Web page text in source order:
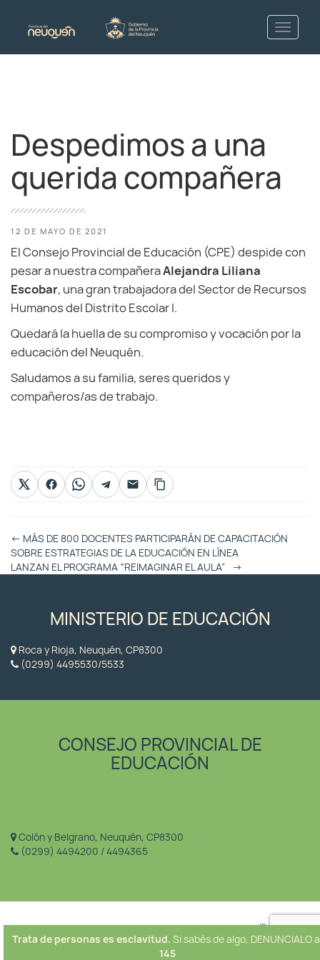
Despedimos a una
querida compañera
12 DE MAYO DE 2021
El Consejo Provincial de Educación (CPE) despide con
pesar a nuestra compañeraAlejandra Liliana
Escobar, una gran trabajadora del Sector de Recursos
Humanos del Distrito Escolar I.
Quedará la huella de su compromiso y vocación por la
educación del Neuquén.
Saludamos a su familia, seres queridos y
compañeros/as de trabajo.
Otras
Entradas
← MÁS DE 800 DOCENTES PARTICIPARÁN DE CAPACITACIÓN
SOBRE ESTRATEGIAS DE LA EDUCACIÓN EN LÍNEA
LANZAN EL PROGRAMA “REIMAGINAR EL AULA”
→
MINISTERIO DE EDUCACIÓN
Roca y Rioja, Neuquén, CP8300
(0299) 4495530/5533
CONSEJO PROVINCIAL DE
EDUCACIÓN
Colón y Belgrano, Neuquén, CP8300
(0299) 4494200 / 4494365
Trata de personas es esclavitud. Si sabés de algo, DENUNCIALO
145